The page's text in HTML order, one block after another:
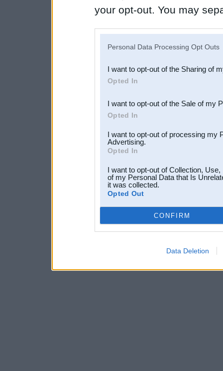
your opt-out. You may
Downstream Participants
third parties.
Personal Data Processing Opt Outs
I want to opt-out of the Sharing of
Opted In
I want to opt-out of the Sale of my
Opted In
I want to opt-out of processing my
Advertising.
Opted In
I want to opt-out of Collection,
of my Personal Data that Is
it was collected.
Opted Out
CONFIRM
Data Deletion